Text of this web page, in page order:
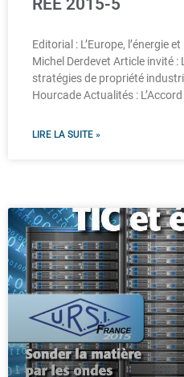
Editorial : L’Europe, l’énergie
Michel Derdevet Article invité :
stratégies de propriété
Hourcade Actualités :
LIRE LA SUITE »